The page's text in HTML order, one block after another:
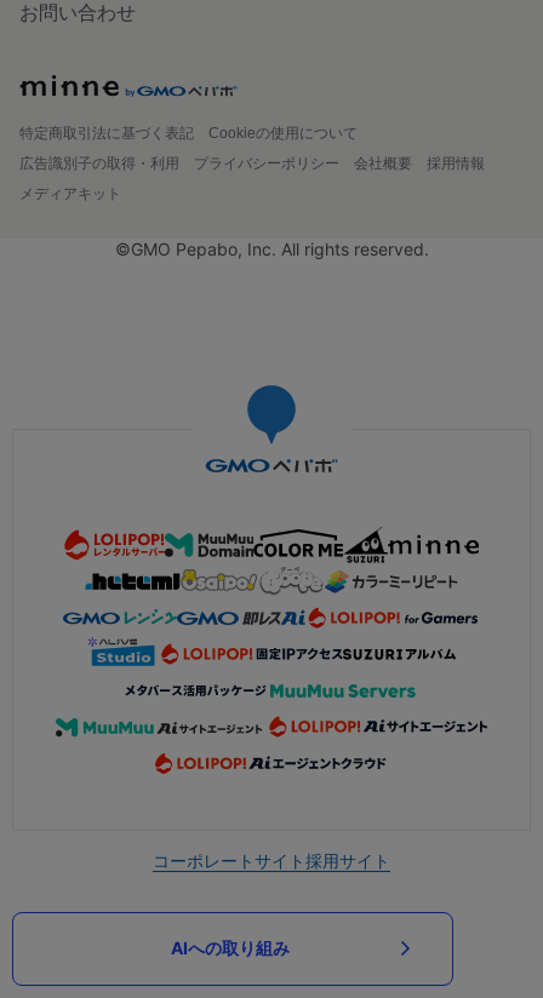
お問い合わせ
特定商取引法に基づく表記
Cookieの使用について
広告識別子の取得・利用
プライバシーポリシー 会社概要
採用情報
メディアキット
©GMO Pepabo, Inc. All rights reserved.
コーポレートサイト採用サイト
AIへの取り組み